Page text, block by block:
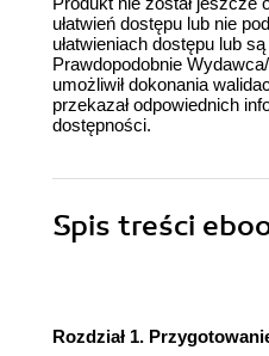
ułatwień dostępu lub nie
ułatwieniach dostępu lub
Prawdopodobnie
umożliwił dokonania
przekazał odpowiednich
dostępności.
Spis treści
Rozdział 1.